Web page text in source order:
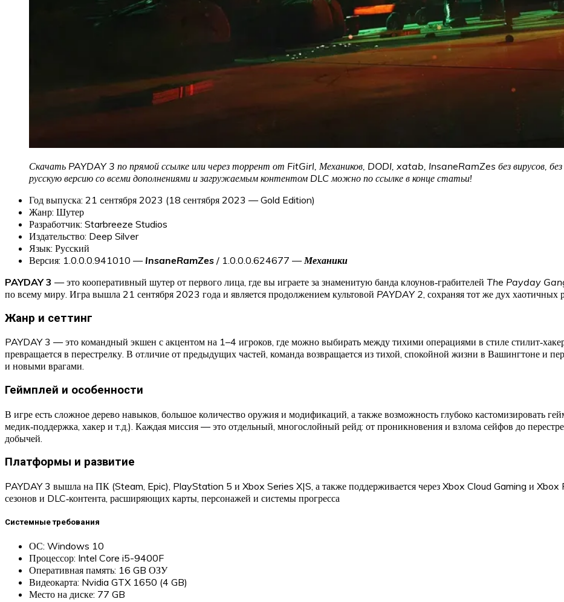
Скачать PAYDAY 3 по прямой ссылке или через торрент от FitGirl, Механиков, DODI, xatab, InsaneRamZes без вирусов,
русскую версию со всеми дополнениями и загружаемым контентом DLC можно по ссылке в конце статьи!
Год выпуска: 21 cентября 2023 (18 сентября 2023 — Gold Edition)
Жанр: Шутер
Разработчик: Starbreeze Studios
Издательство: Deep Silver
Язык: Русский
Версия: 1.0.0.0.941010 — InsaneRamZes / 1.0.0.0.624677 — Механики
PAYDAY 3 — это кооперативный шутер от первого лица, где вы играете за знаменитую банда клоунов‑грабителей The Payday
по всему миру. Игра вышла 21 сентября 2023 года и является продолжением культовой PAYDAY 2 , сохраняя тот же дух
Жанр и сеттинг
PAYDAY 3 — это командный экшен с акцентом на 1–4 игроков, где можно выбирать между тихими операциями в стиле
превращается в перестрелку. В отличие от предыдущих частей, команда возвращается из тихой, спокойной жизни в Вашингтоне и
и новыми врагами.
Геймплей и особенности
В игре есть сложное дерево навыков, большое количество оружия и модификаций, а также возможность глубоко кастомизировать
медик‑поддержка, хакер и т.д.). Каждая миссия — это отдельный, многослойный рейд: от проникновения и взлома сейфов до
добычей.
Платформы и развитие
PAYDAY 3 вышла на ПК (Steam, Epic), PlayStation 5 и Xbox Series X|S, а также поддерживается через Xbox Cloud Gaming и Xbox
сезонов и DLC‑контента, расширяющих карты, персонажей и системы прогресса
Системные требования
ОС: Windows 10
Процессор: Intel Core i5-9400F
Оперативная память: 16 GB ОЗУ
Видеокарта: Nvidia GTX 1650 (4 GB)
Место на диске: 77 GB